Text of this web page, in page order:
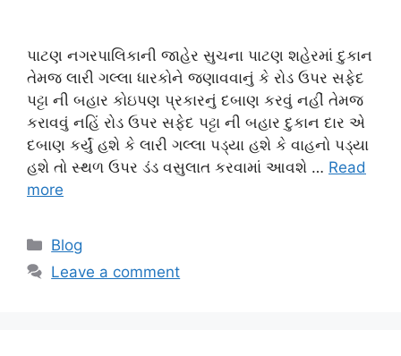
પાટણ નગરપાલિકાની જાહેર સુચના પાટણ શહેરમાં દુકાન
તેમજ લારી ગલ્લા ધારકોને જણાવવાનું કે રોડ ઉપર સફેદ
પટ્ટા ની બહાર કોઇપણ પ્રકારનું દબાણ કરવું નહીં તેમજ
કરાવવું નહિં રોડ ઉપર સફેદ પટ્ટા ની બહાર દુકાન દાર એ
દબાણ કર્યું હશે કે લારી ગલ્લા પડ્યા હશે કે વાહનો પડ્યા
હશે તો સ્થળ ઉપર ડંડ વસુલાત કરવામાં આવશે … Read
more
Categories
Blog
Leave a comment